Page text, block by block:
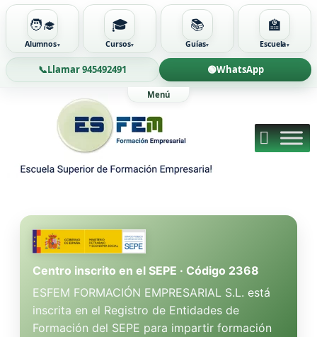
🧑‍🎓
Alumnos
🎓
Cursos
📚
Guías
🏫
Escuela
📞Llamar 945492491 🟢WhatsApp
Centro inscrito en el SEPE · Código 2368
ESFEM FORMACIÓN EMPRESARIAL S.L. está
inscrita en el Registro de Entidades de
Formación del SEPE para impartir formación